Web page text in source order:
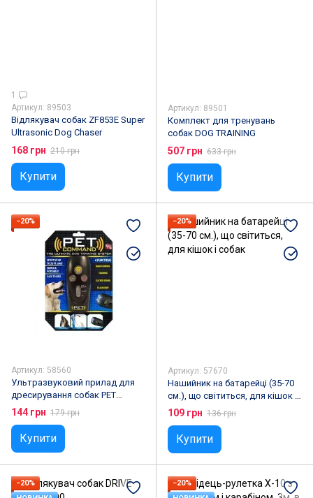
1
Артикул: 89503
Відлякувач собак ZF853E Super
Ultrasonic Dog Chaser
168 грн 210 грн
Купити
Артикул: 89501
Комплект для тренувань
собак DOG TRAINING
507 грн 633 грн
Купити
−20%
Артикул: 58560
Ультразвуковий прилад для
дресирування собак PET
COMMAND RS-81
144 грн 179 грн
Купити
−20%
Артикул: 57670
Нашийник на батарейці (35-70
см.), що світиться, для кішок і
собак
109 грн 136 грн
Купити
−20%
−20%